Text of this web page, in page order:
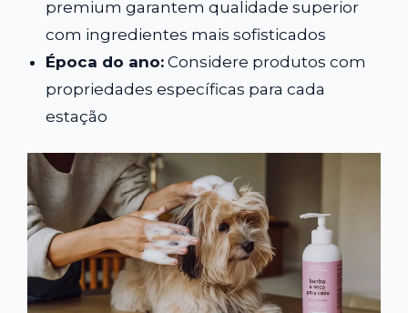
premium garantem qualidade superior
com ingredientes mais sofisticados
Época do ano: Considere produtos com
propriedades específicas para cada
estação